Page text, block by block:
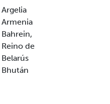
Argelia
Armenia
Bahrein,
Reino de
Belarús
Bhután